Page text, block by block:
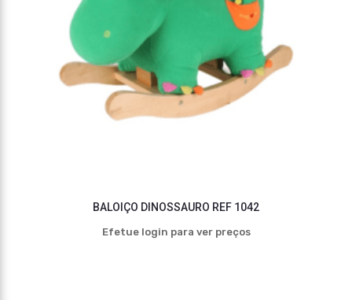
BALOIÇO DINOSSAURO REF 1042
Efetue login para ver preços